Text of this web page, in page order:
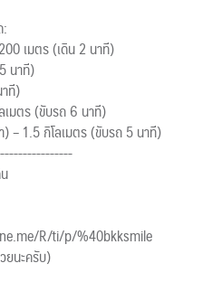
:
เมตร (เดิน 2 นาที)
นาที)
ที)
มตร (ขับรถ 6 นาที)
– 1.5 กิโลเมตร (ขับรถ 5 นาที)
R/ti/p/%40bkksmile
ยนะครับ)